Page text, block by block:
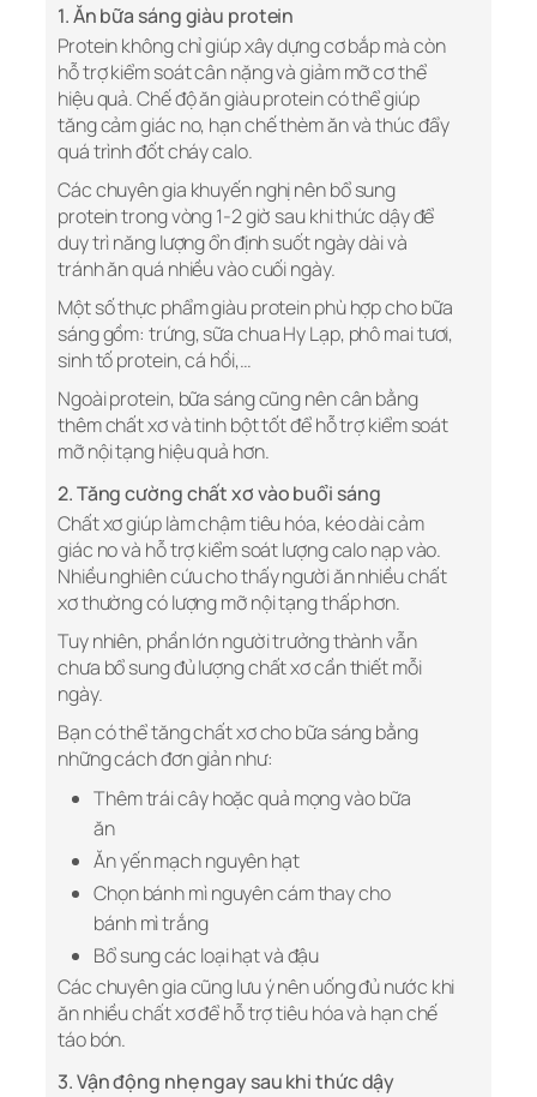
1. Ăn bữa sáng giàu protein
Protein không chỉ giúp xây dựng cơ bắp mà còn
hỗ trợ kiểm soát cân nặng và giảm mỡ cơ thể
hiệu quả. Chế độ ăn giàu protein có thể giúp
tăng cảm giác no, hạn chế thèm ăn và thúc đẩy
quá trình đốt cháy calo.
Các chuyên gia khuyến nghị nên bổ sung
protein trong vòng 1-2 giờ sau khi thức dậy để
duy trì năng lượng ổn định suốt ngày dài và
tránh ăn quá nhiều vào cuối ngày.
Một số thực phẩm giàu protein phù hợp cho bữa
sáng gồm: trứng, sữa chua Hy Lạp, phô mai tươi,
sinh tố protein, cá hồi,…
Ngoài protein, bữa sáng cũng nên cân bằng
thêm chất xơ và tinh bột tốt để hỗ trợ kiểm soát
mỡ nội tạng hiệu quả hơn.
2. Tăng cường chất xơ vào buổi sáng
Chất xơ giúp làm chậm tiêu hóa, kéo dài cảm
giác no và hỗ trợ kiểm soát lượng calo nạp vào.
Nhiều nghiên cứu cho thấy người ăn nhiều chất
xơ thường có lượng mỡ nội tạng thấp hơn.
Tuy nhiên, phần lớn người trưởng thành vẫn
chưa bổ sung đủ lượng chất xơ cần thiết mỗi
ngày.
Bạn có thể tăng chất xơ cho bữa sáng bằng
những cách đơn giản như:
Thêm trái cây hoặc quả mọng vào bữa
ăn
Ăn yến mạch nguyên hạt
Chọn bánh mì nguyên cám thay cho
bánh mì trắng
Bổ sung các loại hạt và đậu
Các chuyên gia cũng lưu ý nên uống đủ nước khi
ăn nhiều chất xơ để hỗ trợ tiêu hóa và hạn chế
táo bón.
3. Vận động nhẹ ngay sau khi thức dậy